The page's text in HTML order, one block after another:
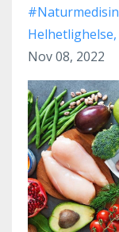
#naturmedisin
Helhetlighelse
Nov 08, 2022